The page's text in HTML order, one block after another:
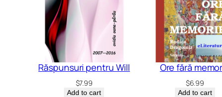
Răspunsuri pentru Will
$7.99
Add to cart
Ore fără
$6.99
Add to cart